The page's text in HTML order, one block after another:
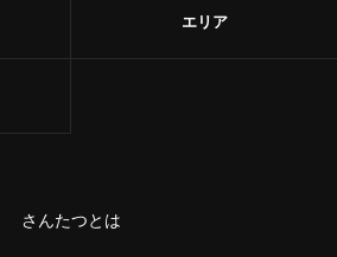
エリア
さんたつとは